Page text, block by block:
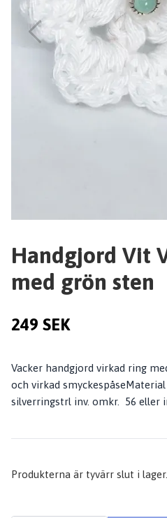
Handgjord Vit
med grön sten
249 SEK
Vacker handgjord virkad ring
och virkad
silverringstrl inv. omkr. 56 eller
Produkterna är tyvärr slut i